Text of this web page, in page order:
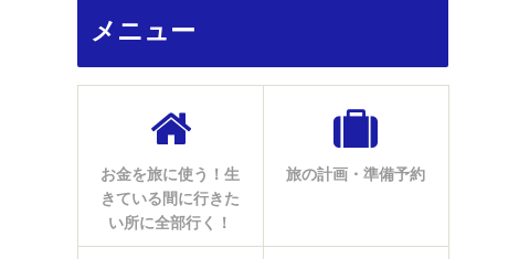
メニュー
お金を旅に使う！生
きている間に行きた
い所に全部行く！
旅の計画・準備予約